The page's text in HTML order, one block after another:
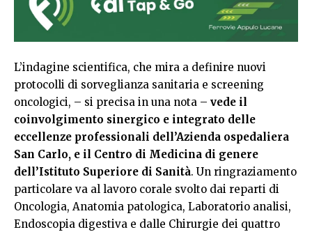
L’indagine scientifica, che mira a definire nuovi
protocolli di sorveglianza sanitaria e screening
oncologici, – si precisa in una nota – vede il
coinvolgimento sinergico e integrato delle
eccellenze professionali dell’Azienda ospedaliera
San Carlo, e il Centro di Medicina di genere
dell’Istituto Superiore di Sanità. Un ringraziamento
particolare va al lavoro corale svolto dai reparti di
Oncologia, Anatomia patologica, Laboratorio analisi,
Endoscopia digestiva e dalle Chirurgie dei quattro